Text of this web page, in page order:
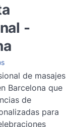
-
de masajes
Barcelona que
de
para